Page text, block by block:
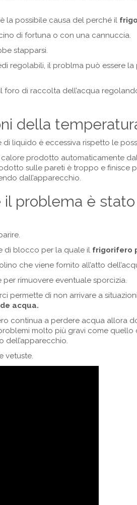
la possibile causa del perché il
di fortuna o con una cannuccia.
stapparsi.
regolabili, il problma può essere
foro di raccolta dell’acqua
della
liquido è eccessiva rispetto le
prodotto automaticamente
sulle pareti è troppo e finisce
dall’apparecchio.
problema è
di blocco per la quale il frigorifero
che viene fornito all’atto
rimuovere eventuale sporcizia.
permette di non arrivare a
acqua.
continua a perdere acqua allora
molto più gravi come quello
dell’apparecchio.
vetuste.